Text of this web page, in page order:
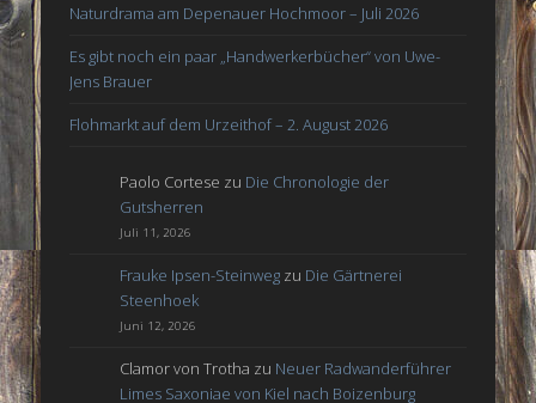
Naturdrama am Depenauer Hochmoor – Juli 2026
Es gibt noch ein paar „Handwerkerbücher“ von Uwe-
Jens Brauer
Flohmarkt auf dem Urzeithof – 2. August 2026
Paolo Cortese zu Die Chronologie der
Gutsherren
Juli 11, 2026
Frauke Ipsen-Steinweg zu Die Gärtnerei
Steenhoek
Juni 12, 2026
Clamor von Trotha zu Neuer Radwanderführer
Limes Saxoniae von Kiel nach Boizenburg